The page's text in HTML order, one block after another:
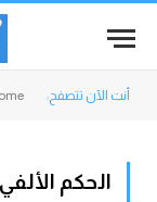
أنت الآن تتصفح:
الحكم الألفي